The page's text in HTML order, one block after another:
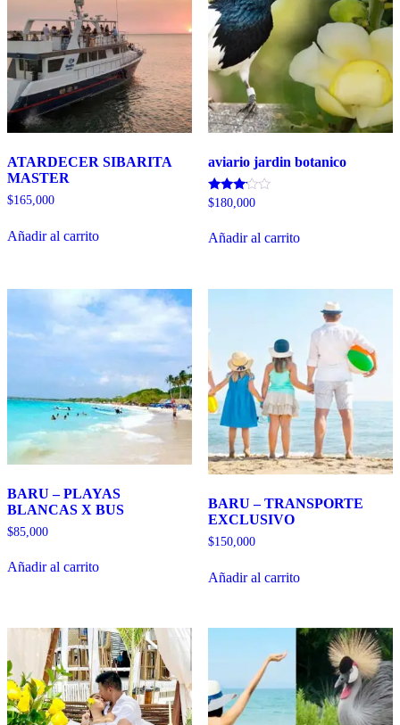
ATARDECER SIBARITA
MASTER
$165,000
Añadir al carrito
aviario jardin botanico
Valorado
de 5
$180,000
Añadir al carrito
BARU – PLAYAS
BLANCAS X BUS
$85,000
Añadir al carrito
BARU – TRANSPORTE
EXCLUSIVO
$150,000
Añadir al carrito